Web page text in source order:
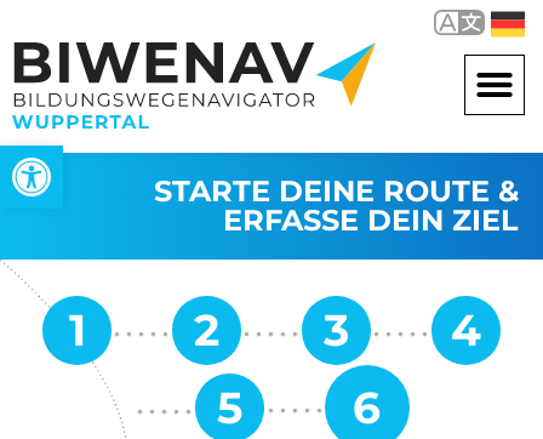
Werkzeugleiste öffnen
STARTE DEINE ROUTE &
ERFASSE DEIN ZIEL